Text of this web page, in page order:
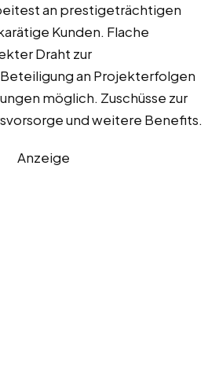
an prestigeträchtigen
Kunden. Flache
Draht zur
an Projekterfolgen
möglich. Zuschüsse zur
und weitere Benefits.
Anzeige